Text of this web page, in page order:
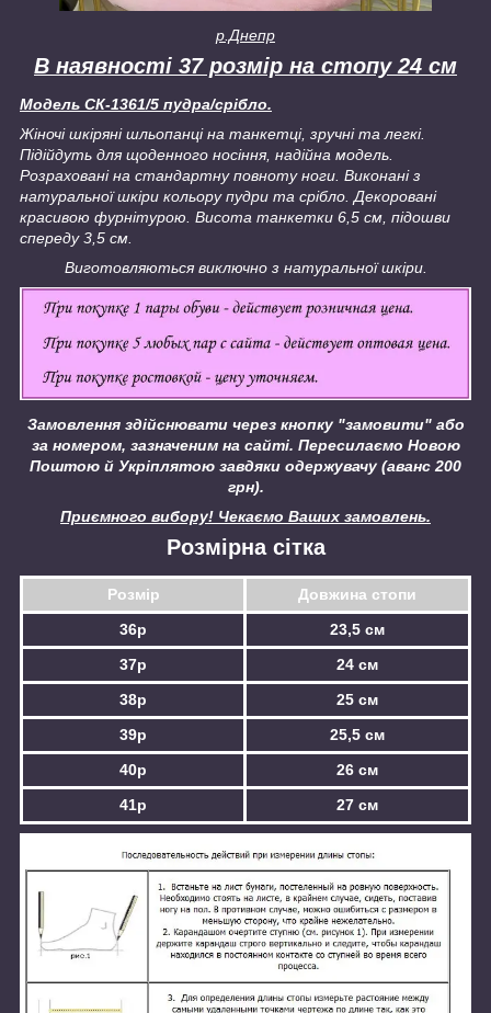
р.Днепр
В наявності 37 розмір на стопу 24 см
Модель СК-1361/5 пудра/срібло.
Жіночі шкіряні шльопанці на танкетці, зручні та легкі.
Підійдуть для щоденного носіння, надійна модель.
Розраховані на стандартну повноту ноги. Виконані з
натуральної шкіри кольору пудри та срібло. Декоровані
красивою фурнітурою. Висота танкетки 6,5 см, підошви
спереду 3,5 см.
Виготовляються виключно з натуральної шкіри.
Замовлення здійснювати через кнопку "замовити" або
за номером, зазначеним на сайті. Пересилаємо Новою
Поштою й Укріплятою завдяки одержувачу (аванс 200
грн).
Приємного вибору! Чекаємо Ваших замовлень.
Розмір Довжина стопи
Розмірна сітка
36р
23,5 см
37р
24 см
38р
25 см
39р
25,5 см
40р
26 см
41р
27 см